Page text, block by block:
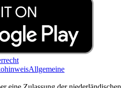
Allgemeine